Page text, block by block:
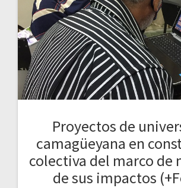
Proyectos de
camagüeyana en
colectiva del marco de
de sus impactos